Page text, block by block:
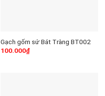
Gạch gốm sứ Bát Tràng BT002
100.000₫